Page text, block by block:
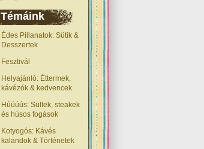
Témáink
Édes Pillanatok: Sütik &
Desszertek
Fesztivál
Helyajánló: Éttermek,
kávézók & kedvencek
Húúúús: Sültek, steakek
és húsos fogások
Kotyogós: Kávés
kalandok & Történetek